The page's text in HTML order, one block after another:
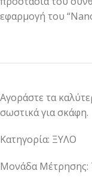
εφαρμογή του
Αγοράστε τα
σωστικά για σκάφη.
Κατηγορία: ΞΥΛΟ
Μονάδα Μέτρησης: